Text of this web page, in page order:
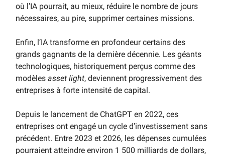
où l’IA pourrait, au mieux, réduire le nombre de jours
nécessaires, au pire, supprimer certaines missions.
Enfin, l’IA transforme en profondeur certains des
grands gagnants de la dernière décennie. Les géants
technologiques, historiquement perçus comme des
modèles asset light, deviennent progressivement des
entreprises à forte intensité de capital.
Depuis le lancement de ChatGPT en 2022, ces
entreprises ont engagé un cycle d’investissement sans
précédent. Entre 2023 et 2026, les dépenses cumulées
pourraient atteindre environ 1 500 milliards de dollars,